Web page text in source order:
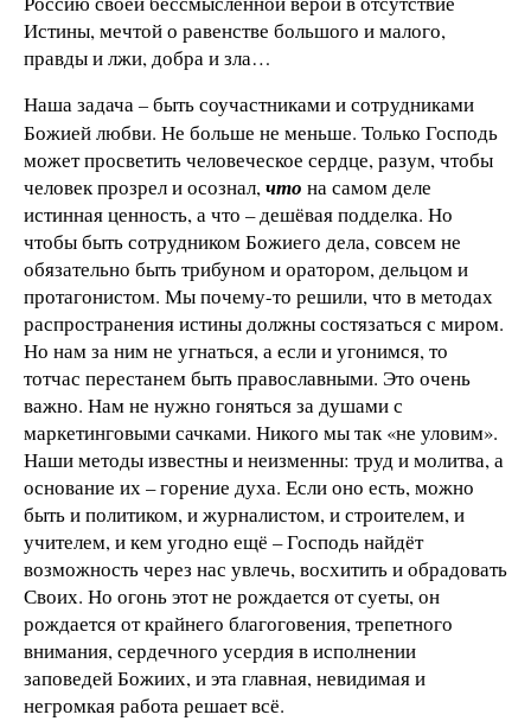
Истины, мечтой о равенстве большого и малого,
правды и лжи, добра и зла…
Наша задача – быть соучастниками и сотрудниками
Божией любви. Не больше не меньше. Только Господь
может просветить человеческое сердце, разум, чтобы
человек прозрел и осознал,что на самом деле
истинная ценность, а что – дешёвая подделка. Но
чтобы быть сотрудником Божиего дела, совсем не
обязательно быть трибуном и оратором, дельцом и
протагонистом. Мы почему-то решили, что в методах
распространения истины должны состязаться с миром.
Но нам за ним не угнаться, а если и угонимся, то
тотчас перестанем быть православными. Это очень
важно. Нам не нужно гоняться за душами с
маркетинговыми сачками. Никого мы так «не уловим».
Наши методы известны и неизменны: труд и молитва, а
основание их – горение духа. Если оно есть, можно
быть и политиком, и журналистом, и строителем, и
учителем, и кем угодно ещё – Господь найдёт
возможность через нас увлечь, восхитить и обрадовать
Своих. Но огонь этот не рождается от суеты, он
рождается от крайнего благоговения, трепетного
внимания, сердечного усердия в исполнении
заповедей Божиих, и эта главная, невидимая и
негромкая работа решает всё.